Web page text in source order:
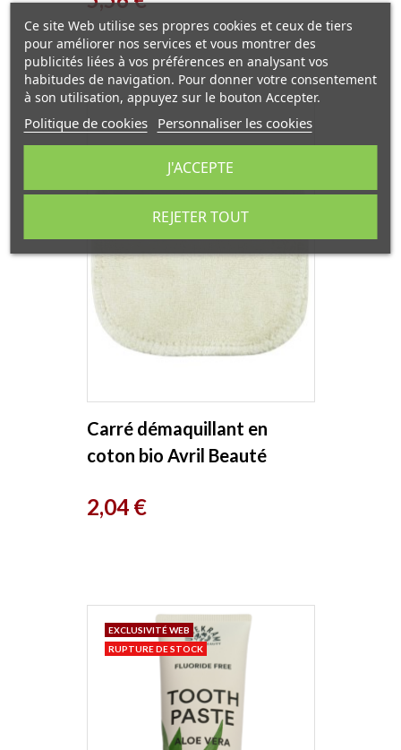
Carré démaquillant en
coton bio Avril Beauté
Prix
2,04 €
EXCLUSIVITÉ WEB
RUPTURE DE STOCK
Ce site Web utilise ses propres cookies et ceux de tiers
pour améliorer nos services et vous montrer des
publicités liées à vos préférences en analysant vos
habitudes de navigation. Pour donner votre consentement
à son utilisation, appuyez sur le bouton Accepter.
Politique de cookies Personnaliser les cookies
REJETER TOUT
J'ACCEPTE